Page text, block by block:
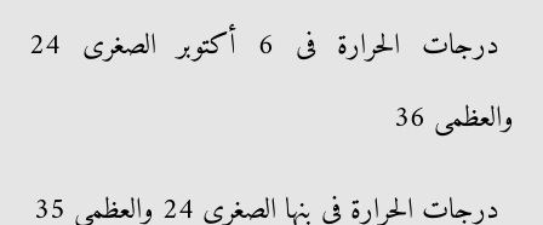
درجات الحرارة فى 6 أكتوبر الصغرى 24
والعظمى 36
درجات الحرارة فى بنها الصغرى 24 والعظمى 35